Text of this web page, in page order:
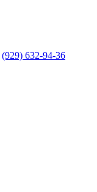
(929) 632-94-36